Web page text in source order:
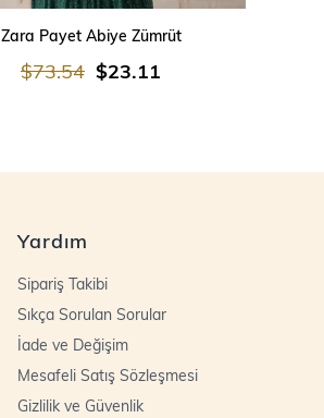
Zara Payet Abiye Zümrüt
$23.11
$73.54
Yardım
Sipariş Takibi
Sıkça Sorulan Sorular
İade ve Değişim
Mesafeli Satış Sözleşmesi
Gizlilik ve Güvenlik